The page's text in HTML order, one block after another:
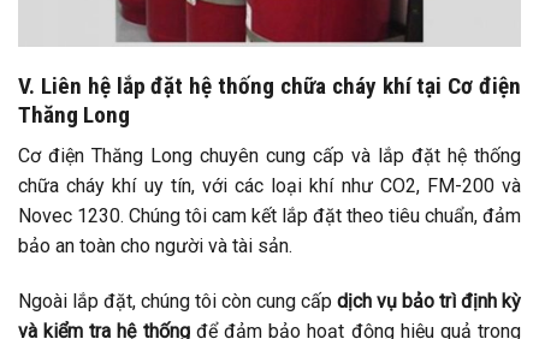
V. Liên hệ lắp đặt hệ thống chữa cháy khí tại Cơ điện
Thăng Long
Cơ điện Thăng Long chuyên cung cấp và lắp đặt hệ thống
chữa cháy khí uy tín, với các loại khí như CO2, FM-200 và
Novec 1230. Chúng tôi cam kết lắp đặt theo tiêu chuẩn, đảm
bảo an toàn cho người và tài sản.
Ngoài lắp đặt, chúng tôi còn cung cấp dịch vụ bảo trì định kỳ
và kiểm tra hệ thống để đảm bảo hoạt động hiệu quả trong